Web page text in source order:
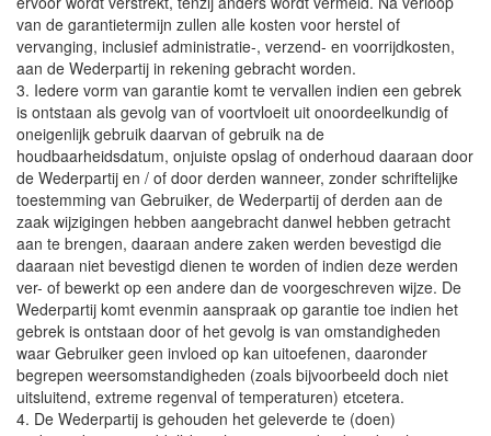
van de garantietermijn zullen alle kosten voor herstel of
vervanging, inclusief administratie-, verzend- en voorrijdkosten,
aan de Wederpartij in rekening gebracht worden.
3. Iedere vorm van garantie komt te vervallen indien een gebrek
is ontstaan als gevolg van of voortvloeit uit onoordeelkundig of
oneigenlijk gebruik daarvan of gebruik na de
houdbaarheidsdatum, onjuiste opslag of onderhoud daaraan door
de Wederpartij en / of door derden wanneer, zonder schriftelijke
toestemming van Gebruiker, de Wederpartij of derden aan de
zaak wijzigingen hebben aangebracht danwel hebben getracht
aan te brengen, daaraan andere zaken werden bevestigd die
daaraan niet bevestigd dienen te worden of indien deze werden
ver- of bewerkt op een andere dan de voorgeschreven wijze. De
Wederpartij komt evenmin aanspraak op garantie toe indien het
gebrek is ontstaan door of het gevolg is van omstandigheden
waar Gebruiker geen invloed op kan uitoefenen, daaronder
begrepen weersomstandigheden (zoals bijvoorbeeld doch niet
uitsluitend, extreme regenval of temperaturen) etcetera.
4. De Wederpartij is gehouden het geleverde te (doen)